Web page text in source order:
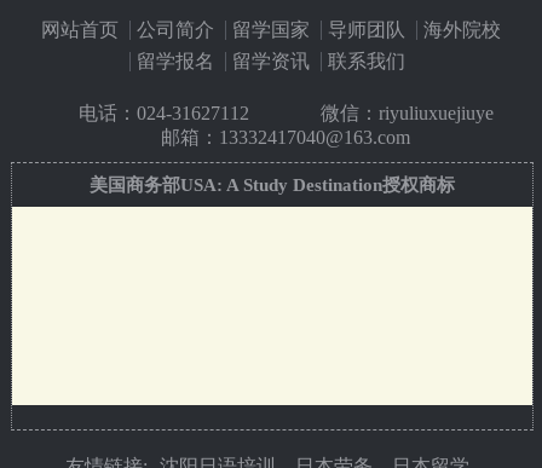
网站首页 公司简介 留学国家 导师团队
海外院校
留学报名
留学资讯 联系我们
电话： 024-31627112
微信：riyuliuxuejiuye
邮箱：13332417040@163.com
美国商务部USA: A Study Destination授权商标